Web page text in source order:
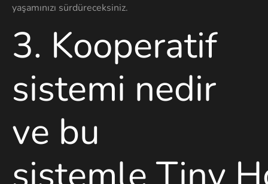
yaşamınızı sürdüreceksiniz.
3. Kooperatif
sistemi nedir
ve bu